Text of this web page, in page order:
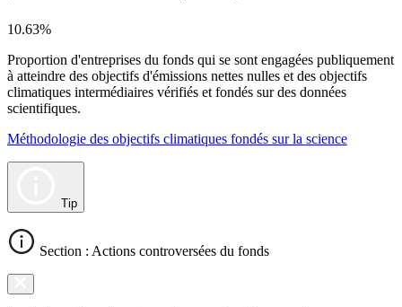
10.63%
Proportion d'entreprises du fonds qui se sont engagées publiquement
à atteindre des objectifs d'émissions nettes nulles et des objectifs
climatiques intermédiaires vérifiés et fondés sur des données
scientifiques.
Méthodologie des objectifs climatiques fondés sur la science
Tip
Section : Actions controversées du fonds